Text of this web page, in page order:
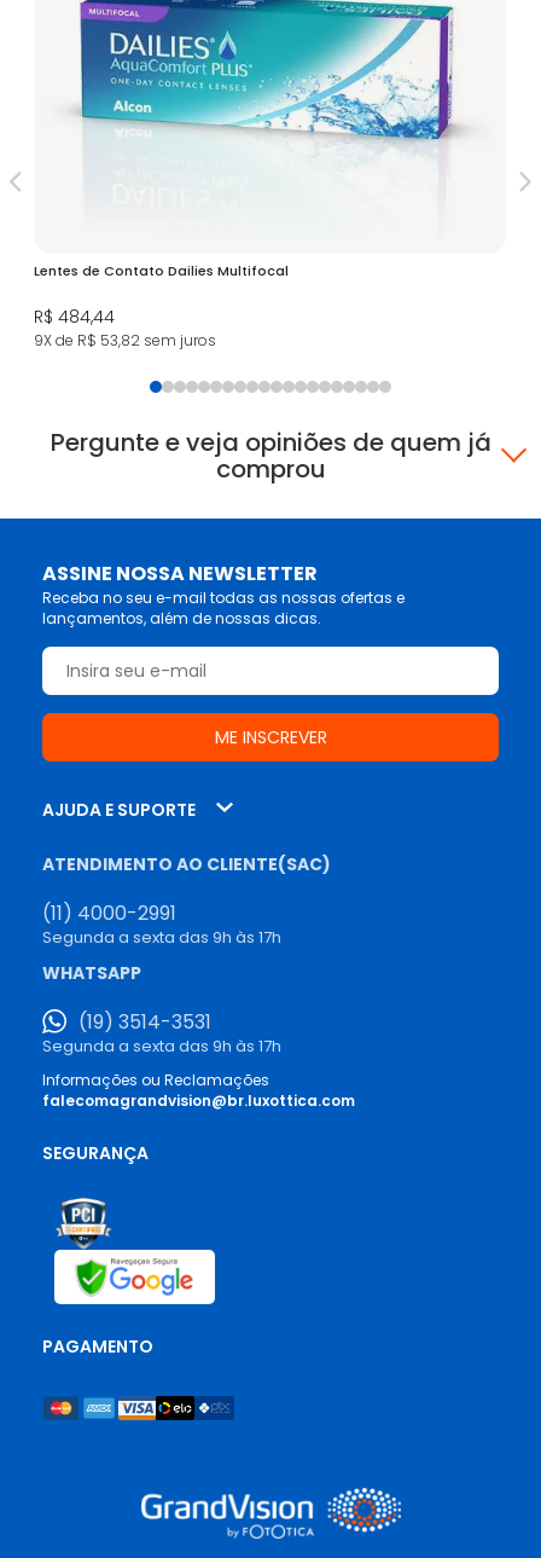
Lentes de Contato Dailies Multifocal
R$ 484,44
9X de R$ 53,82 sem juros
Pergunte e veja opiniões de quem já
comprou
ASSINE NOSSA NEWSLETTER
Receba no seu e-mail todas as nossas ofertas e
lançamentos, além de nossas dicas.
AJUDA E SUPORTE
ATENDIMENTO AO CLIENTE(SAC)
(11) 4000-2991
Segunda a sexta das 9h às 17h
WHATSAPP
(19) 3514-3531
Segunda a sexta das 9h às 17h
Informações ou Reclamações
falecomagrandvision@br.luxottica.com
SEGURANÇA
PAGAMENTO